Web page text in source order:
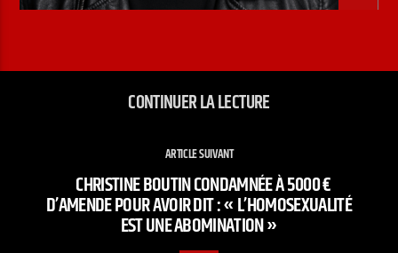
CONTINUER LA LECTURE
ARTICLE SUIVANT
CHRISTINE BOUTIN CONDAMNÉE À 5000 €
D’AMENDE POUR AVOIR DIT : « L’HOMOSEXUALITÉ
EST UNE ABOMINATION »